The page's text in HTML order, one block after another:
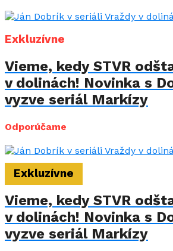
Exkluzívne
Vieme, kedy STVR
v dolinách! Novinka s
vyzve seriál Markízy
Odporúčame
Exkluzívne
Vieme, kedy STVR
v dolinách! Novinka s
vyzve seriál Markízy